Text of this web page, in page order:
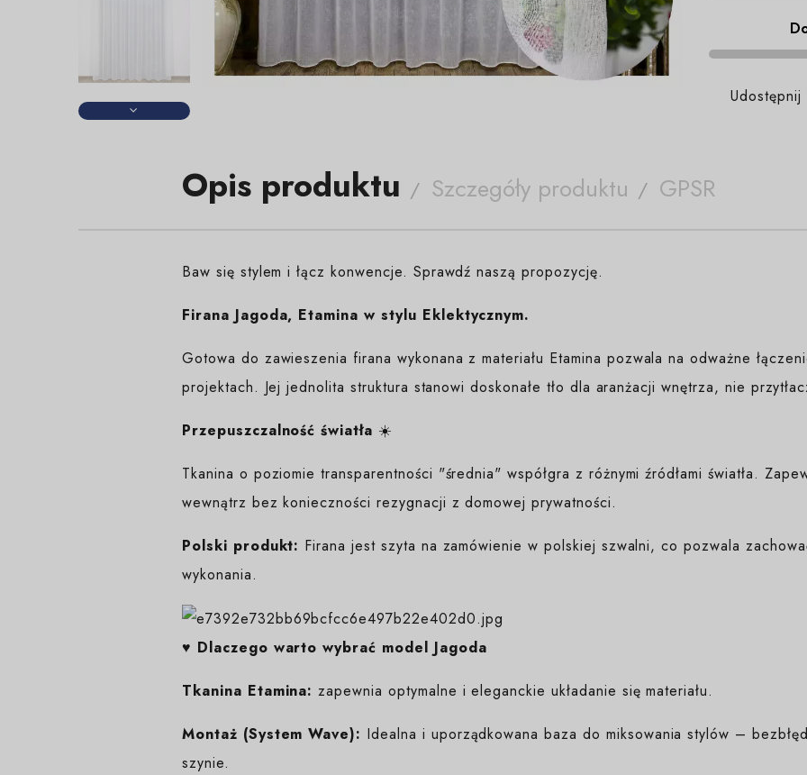
Udostępnij
Opis produktu Szczegóły produktu GPSR
Baw się stylem i łącz konwencje. Sprawdź naszą propozycję.
Firana Jagoda, Etamina w stylu Eklektycznym.
Gotowa do zawieszenia firana wykonana z materiału Etamina pozwala na odważne
projektach. Jej jednolita struktura stanowi doskonałe tło dla aranżacji wnętrza, nie
Przepuszczalność światła ☀️
Tkanina o poziomie transparentności "średnia" współgra z różnymi źródłami światła.
wewnątrz bez konieczności rezygnacji z domowej prywatności.
Polski produkt: Firana jest szyta na zamówienie w polskiej szwalni, co pozwala
wykonania.
♥️ Dlaczego warto wybrać model Jagoda
Tkanina Etamina: zapewnia optymalne i eleganckie układanie się materiału.
Montaż (System Wave): Idealna i uporządkowana baza do miksowania stylów –
szynie.